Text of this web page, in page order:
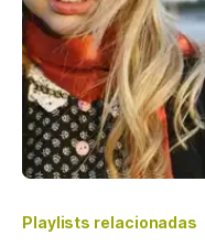
Playlists relacionadas